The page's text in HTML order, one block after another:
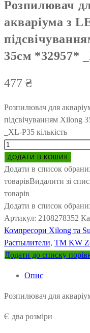
Розпилювач
акваріума з
35см *32957*
477 ₴
Розпилювач для
підсвічуванням Xilong
_XL-P35 кількість
ДОДАТИ В КОШИК
Додати в список
товарівВидалити зі
товарів
Додати в список
Артикул: 2108278352
Компресори Xilong та
Распылители, ТМ KW
Додати до списку
Опис
Розпилювач для
Є два розміри